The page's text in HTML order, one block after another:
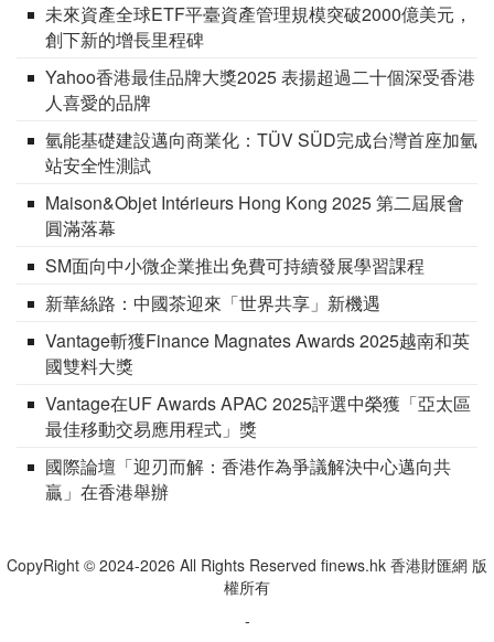
未來資產全球ETF平臺資產管理規模突破2000億美元，
創下新的增長里程碑
Yahoo香港最佳品牌大獎2025 表揚超過二十個深受香港
人喜愛的品牌
氫能基礎建設邁向商業化：TÜV SÜD完成台灣首座加氫
站安全性測試
Maison&Objet Intérieurs Hong Kong 2025 第二屆展會
圓滿落幕
SM面向中小微企業推出免費可持續發展學習課程
新華絲路：中國茶迎來「世界共享」新機遇
Vantage斬獲Finance Magnates Awards 2025越南和英
國雙料大獎
Vantage在UF Awards APAC 2025評選中榮獲「亞太區
最佳移動交易應用程式」獎
國際論壇「迎刃而解：香港作為爭議解決中心邁向共
贏」在香港舉辦
CopyRight © 2024-2026 All Rights Reserved finews.hk 香港財匯網 版
權所有
-